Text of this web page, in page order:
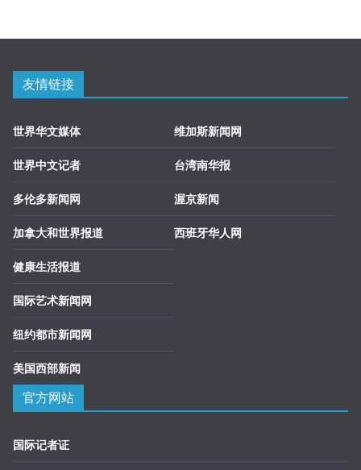
友情链接
世界华文媒体
世界中文记者
多伦多新闻网
加拿大和世界报道
健康生活报道
国际艺术新闻网
纽约都市新闻网
美国西部新闻
维加斯新闻网
台湾南华报
渥京新闻
西班牙华人网
官方网站
国际记者证